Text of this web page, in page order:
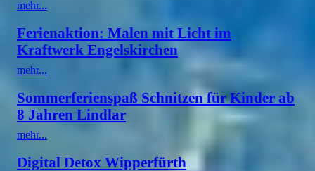
mehr...
Ferienaktion: Malen mit Licht im
Kraftwerk Engelskirchen
mehr...
Sommerferienspaß Schnitzen für Kinder ab
8 Jahren Lindlar
mehr...
Digital Detox Wipperfürth